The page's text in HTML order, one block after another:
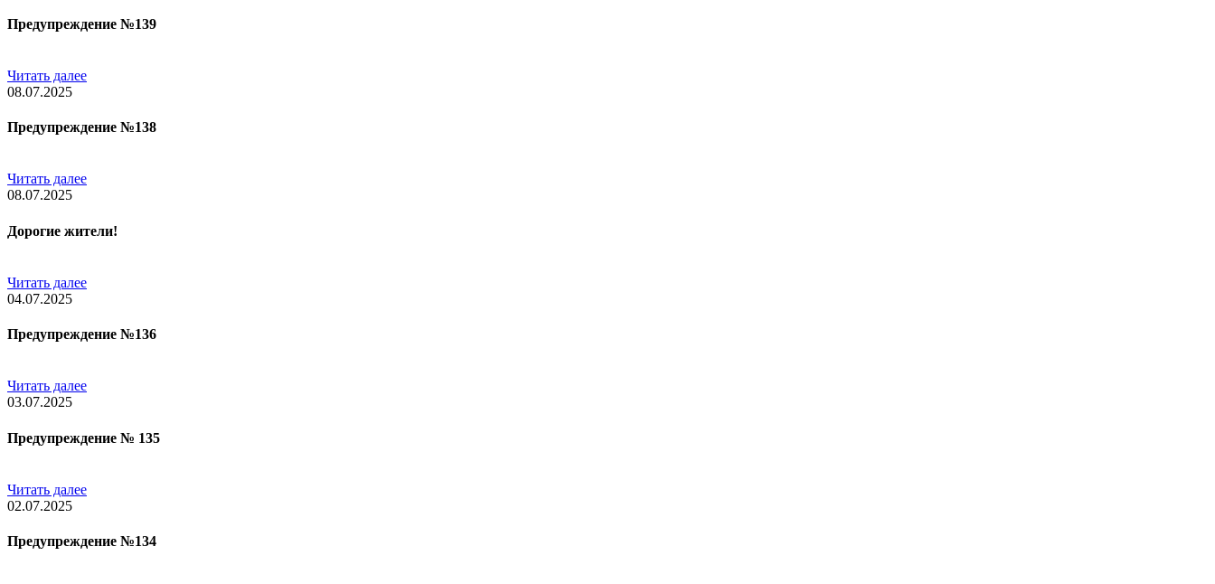
Предупреждение №139
Читать далее
08.07.2025
Предупреждение №138
Читать далее
08.07.2025
Дорогие жители!
Читать далее
04.07.2025
Предупреждение №136
Читать далее
03.07.2025
Предупреждение № 135
Читать далее
02.07.2025
Предупреждение №134